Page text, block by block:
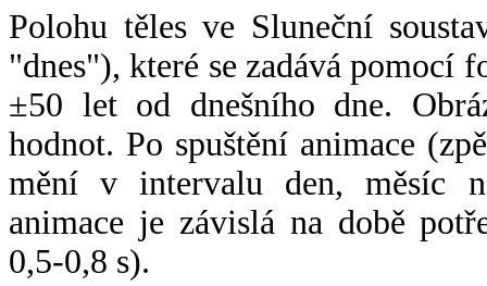
Polohu těles ve Sluneční
"dnes"), které se zadává pomocí
±50 let od dnešního dne.
hodnot. Po spuštění animace
mění v intervalu den, měsíc
animace je závislá na době
0,5-0,8 s).